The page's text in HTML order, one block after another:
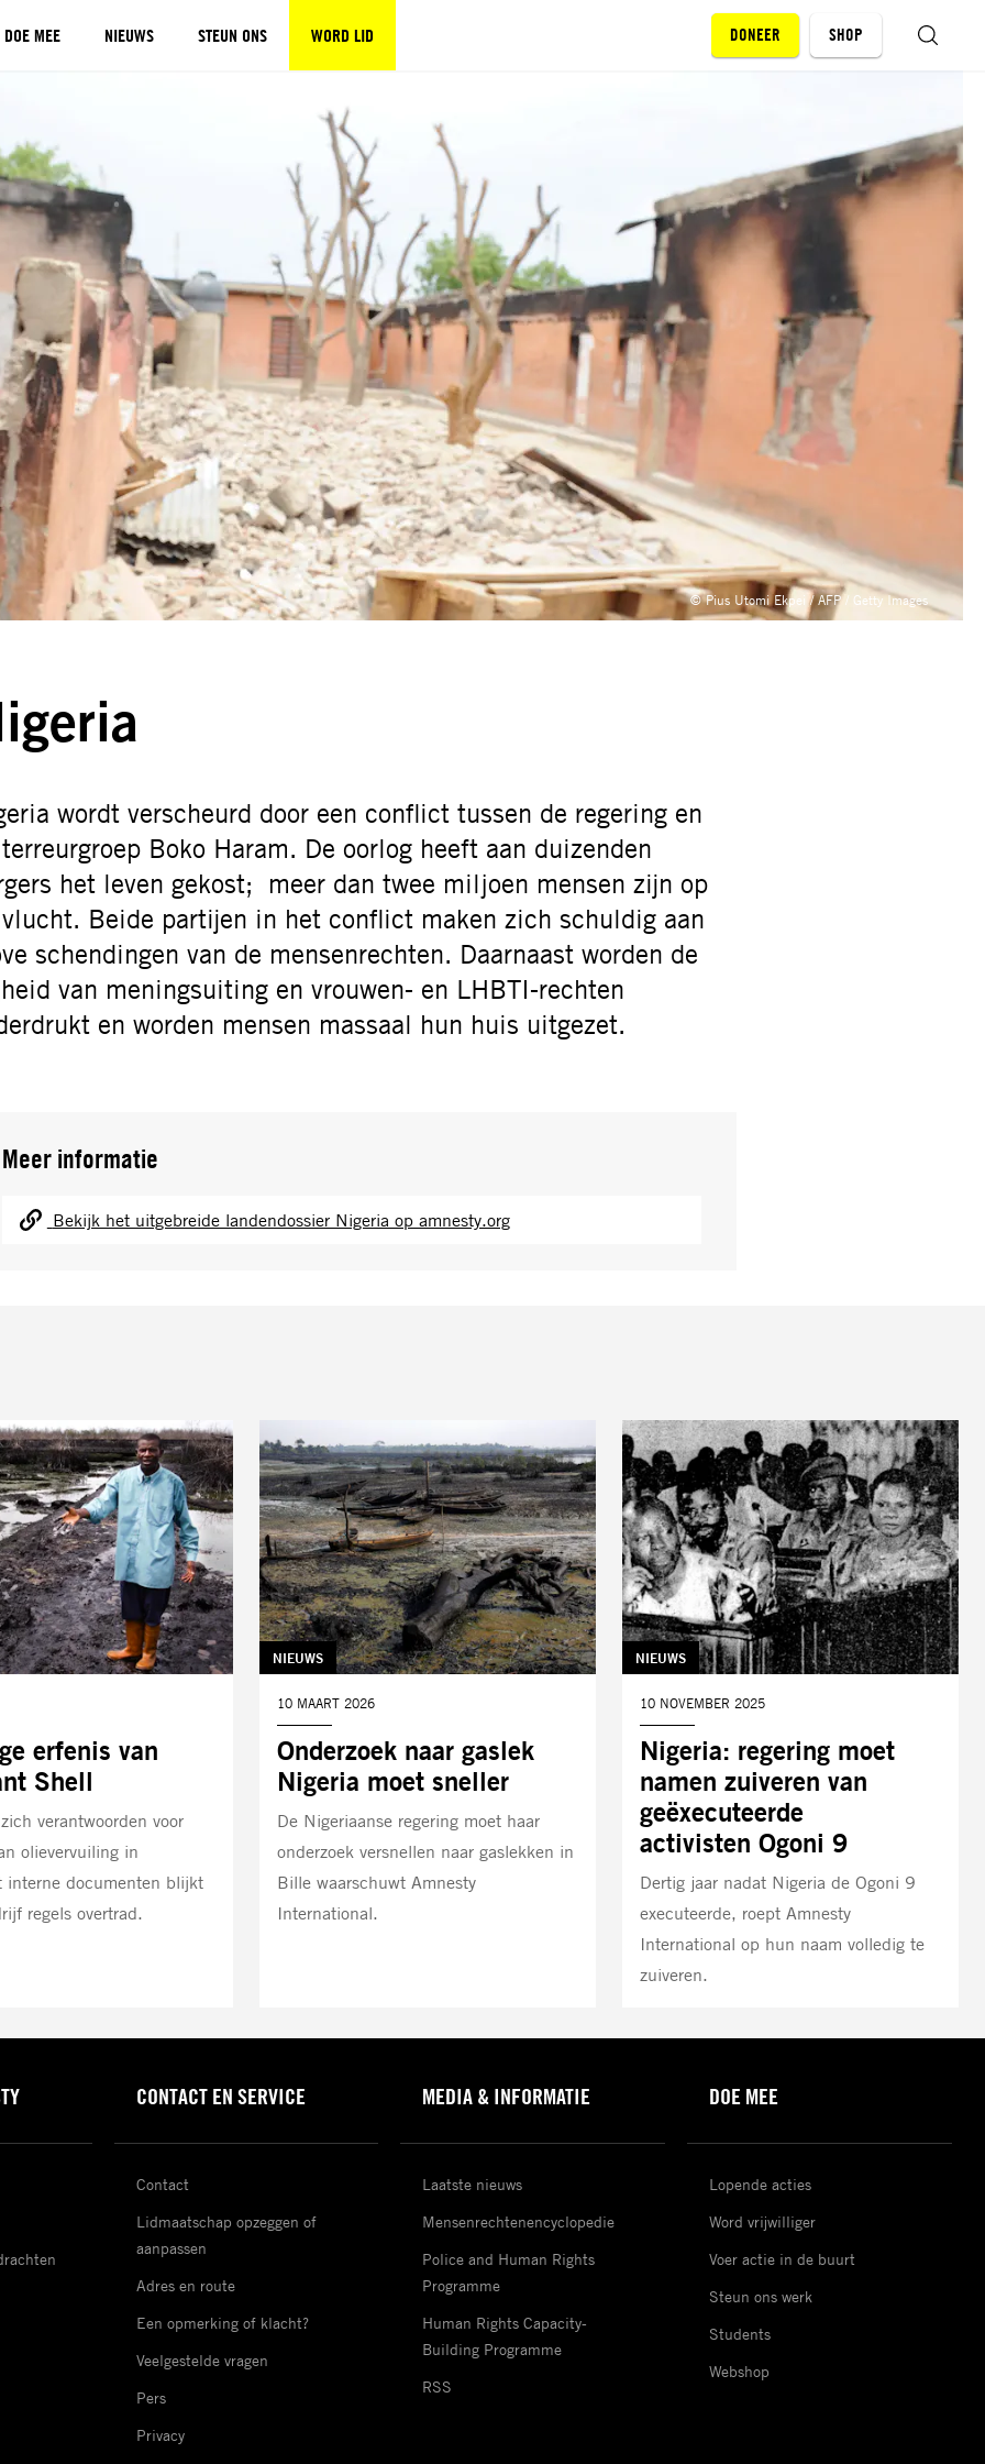
DOE MEE NIEUWS STEUN ONS WORD LID DONEER SHOP
© Pius Utomi Ekpei / AFP / Getty Images
wordt verscheurd door een conflict tussen de regering en
Boko Haram. De oorlog heeft aan duizenden
het leven gekost;
meer dan twee miljoen mensen zijn op
Beide partijen in het conflict maken zich schuldig aan
schendingen van de mensenrechten. Daarnaast worden de
van meningsuiting en vrouwen- en LHBTI-rechten
en worden mensen massaal hun huis uitgezet.
Meer informatie
Bekijk het uitgebreide landendossier Nigeria op amnesty.org
erfenis van
Shell
verantwoorden voor
olievervuiling in
interne documenten blijkt
regels overtrad.
Onderzoek naar gaslek
Nigeria moet sneller
TAG:
NIEUWS
DATUM:
10 MAART 2026
De Nigeriaanse regering moet haar
onderzoek versnellen naar gaslekken in
Bille waarschuwt Amnesty
International.
Nigeria: regering moet
namen zuiveren van
geëxecuteerde
activisten Ogoni 9
TAG:
NIEUWS
DATUM:
10 NOVEMBER 2025
Dertig jaar nadat Nigeria de Ogoni 9
executeerde, roept Amnesty
International op hun naam volledig te
zuiveren.
CONTACT EN SERVICE
Contact
Lidmaatschap opzeggen of
aanpassen
Adres en route
Een opmerking of klacht?
Veelgestelde vragen
Pers
Privacy
MEDIA & INFORMATIE
Laatste nieuws
Mensenrechtenencyclopedie
Police and Human Rights
Programme
Human Rights Capacity-
Building Programme
RSS
DOE MEE
Lopende acties
Word vrijwilliger
Voer actie in de buurt
Steun ons werk
Students
Webshop